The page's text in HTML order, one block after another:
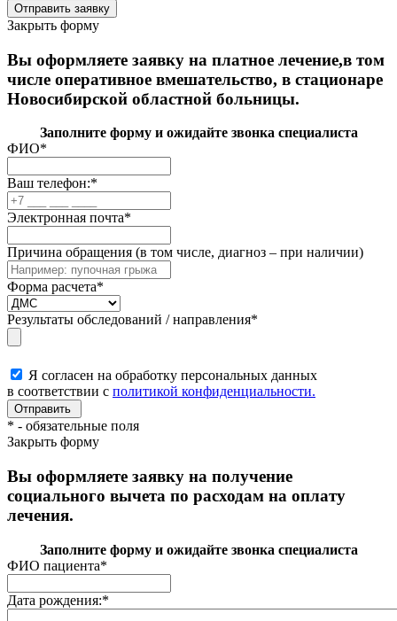
Закрыть форму
Вы оформляете заявку на платное лечение,в том
числе оперативное вмешательство, в стационаре
Новосибирской областной больницы.
Заполните форму и ожидайте звонка специалиста
ФИО*
Ваш телефон:*
Электронная почта*
Причина обращения (в том числе, диагноз – при наличии)
Форма расчета*
Результаты обследований / направления*
Я согласен на обработку персональных данных
в соответствии с политикой конфиденциальности.
* - обязательные поля
Закрыть форму
Вы оформляете заявку на получение
социального вычета по расходам на оплату
лечения.
Заполните форму и ожидайте звонка специалиста
ФИО пациента*
Дата рождения:*